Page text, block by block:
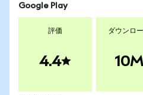
Google Play
評価
4.4
ダウンロ